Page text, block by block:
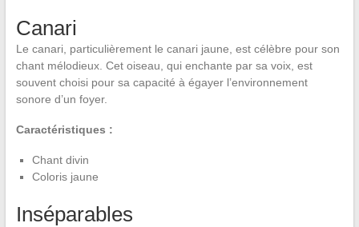
Canari
Le canari, particulièrement le canari jaune, est célèbre pour son
chant mélodieux. Cet oiseau, qui enchante par sa voix, est
souvent choisi pour sa capacité à égayer l’environnement
sonore d’un foyer.
Caractéristiques :
Chant divin
Coloris jaune
Inséparables